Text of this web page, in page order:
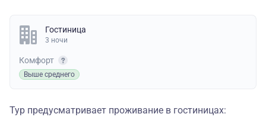
Гостиница
3 ночи
Комфорт
Выше среднего
Тур предусматривает проживание в гостиницах: